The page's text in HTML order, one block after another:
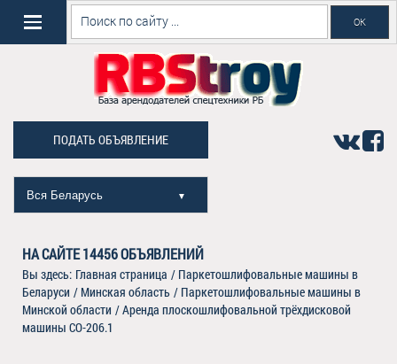
ПОДАТЬ ОБЪЯВЛЕНИЕ
Вся Беларусь ▼
НА САЙТЕ14456ОБЪЯВЛЕНИЙ
Вы здесь: Главная страница / Паркетошлифовальные машины в
Беларуси / Минская область / Паркетошлифовальные машины в
Минской области /Аренда плоскошлифовальной трёхдисковой
машины СО-206.1